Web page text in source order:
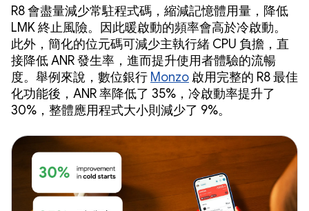
R8 會盡量減少常駐程式碼，縮減記憶體用量，降低
LMK 終止風險。因此暖啟動的頻率會高於冷啟動。
此外，簡化的位元碼可減少主執行緒 CPU 負擔，直
接降低 ANR 發生率，進而提升使用者體驗的流暢
度。舉例來說，數位銀行 Monzo 啟用完整的 R8 最佳
化功能後，ANR 率降低了 35%，冷啟動率提升了
30%，整體應用程式大小則減少了 9%。